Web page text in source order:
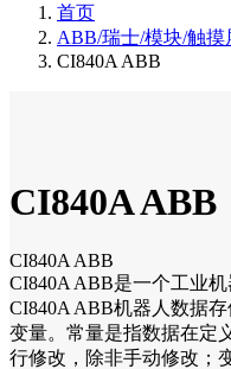
首页
ABB/瑞士/模块/触摸
CI840A ABB
CI840A ABB
CI840A ABB
CI840A ABB是一个工业机
CI840A ABB机器人数据
变量。常量是指数据在定
行修改，除非手动修改；